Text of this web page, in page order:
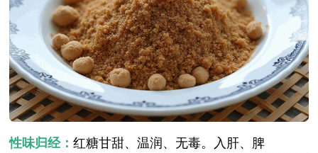
性味归经：红糖甘甜、温润、无毒。入肝、脾